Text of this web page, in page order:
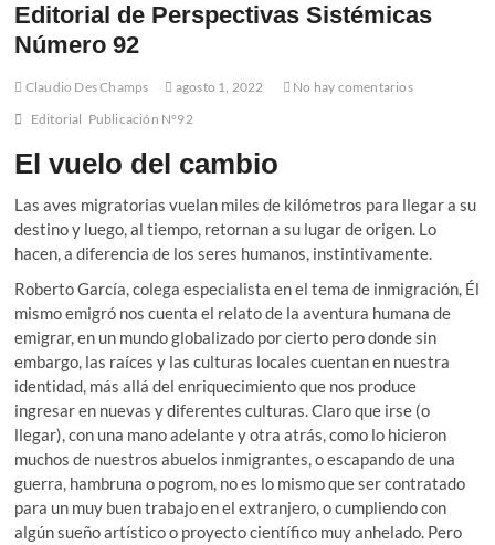
Editorial de Perspectivas Sistémicas
Número 92
Claudio Des Champs agosto 1, 2022
No hay comentarios
Editorial Publicación N°92
El vuelo del cambio
Las aves migratorias vuelan miles de kilómetros para llegar a su
destino y luego, al tiempo, retornan a su lugar de origen. Lo
hacen, a diferencia de los seres humanos, instintivamente.
Roberto García, colega especialista en el tema de inmigración, Él
mismo emigró nos cuenta el relato de la aventura humana de
emigrar, en un mundo globalizado por cierto pero donde sin
embargo, las raíces y las culturas locales cuentan en nuestra
identidad, más allá del enriquecimiento que nos produce
ingresar en nuevas y diferentes culturas. Claro que irse (o
llegar), con una mano adelante y otra atrás, como lo hicieron
muchos de nuestros abuelos inmigrantes, o escapando de una
guerra, hambruna o pogrom, no es lo mismo que ser contratado
para un muy buen trabajo en el extranjero, o cumpliendo con
algún sueño artístico o proyecto científico muy anhelado. Pero